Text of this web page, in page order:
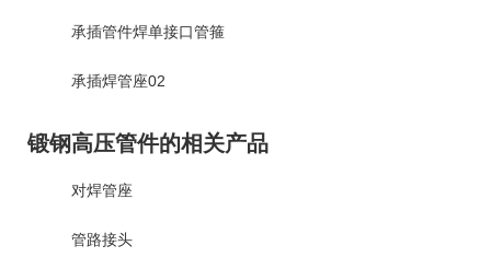
承插管件焊单接口管箍
承插焊管座02
锻钢高压管件的相关产品
对焊管座
管路接头